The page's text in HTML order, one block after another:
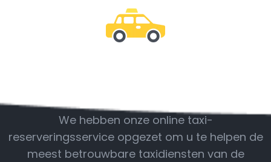
We hebben onze online taxi-
reserveringsservice opgezet om u te helpen de
meest betrouwbare taxidiensten van de